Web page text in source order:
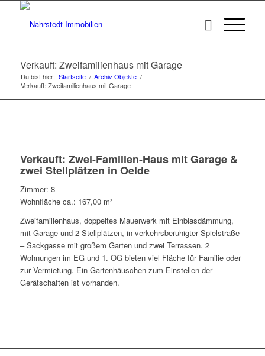
Verkauft: Zweifamilienhaus mit Garage
Du bist hier: Startseite / Archiv Objekte /
Verkauft: Zweifamilienhaus mit Garage
Verkauft: Zwei-Familien-Haus mit Garage &
zwei Stellplätzen in Oelde
Zimmer: 8
Wohnfläche ca.: 167,00 m²
Zweifamilienhaus, doppeltes Mauerwerk mit Einblasdämmung,
mit Garage und 2 Stellplätzen, in verkehrsberuhigter Spielstraße
– Sackgasse mit großem Garten und zwei Terrassen. 2
Wohnungen im EG und 1. OG bieten viel Fläche für Familie oder
zur Vermietung. Ein Gartenhäuschen zum Einstellen der
Gerätschaften ist vorhanden.